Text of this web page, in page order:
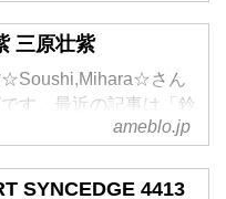
僕の鈴鹿8耐は終わり
は46位完走。SSTクラ
2度の転倒、マシン修復
には手が届きませんで
8耐に出
三原壮紫
☆Soushi,Mihara☆さん
す。最近の記事は「鈴
謝罪」です。ameblo.jp
SYNCEDGE 4413